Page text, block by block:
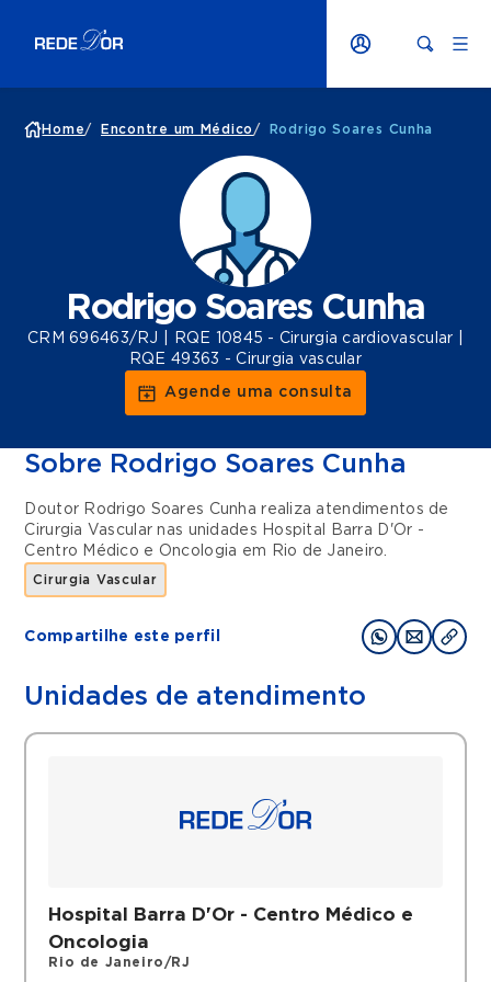
Home/ Encontre um Médico / Rodrigo Soares Cunha
Rodrigo Soares Cunha
CRM 696463/RJ | RQE 10845 - Cirurgia cardiovascular |
RQE 49363 - Cirurgia vascular
Agende uma consulta
Sobre Rodrigo Soares Cunha
Doutor Rodrigo Soares Cunha realiza atendimentos de
Cirurgia Vascular nas unidades Hospital Barra D'Or -
Centro Médico e Oncologia em Rio de Janeiro.
Cirurgia Vascular
Compartilhe este perfil
Unidades de atendimento
Hospital Barra D'Or - Centro Médico e
Oncologia
Rio de Janeiro/RJ